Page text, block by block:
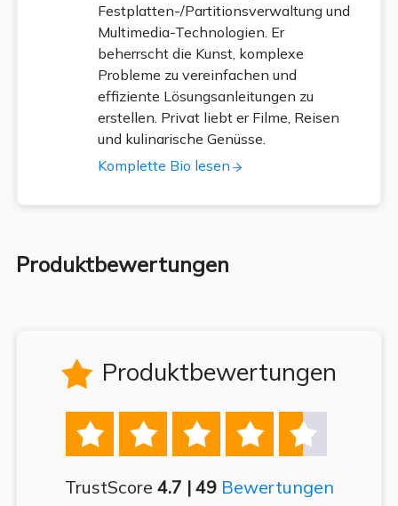
Festplatten-/Partitionsverwaltung und
Multimedia-Technologien. Er
beherrscht die Kunst, komplexe
Probleme zu vereinfachen und
effiziente Lösungsanleitungen zu
erstellen. Privat liebt er Filme, Reisen
und kulinarische Genüsse.
Komplette Bio lesen
Produktbewertungen
 Produktbewertungen
    
TrustScore 4.7 | 49 Bewertungen